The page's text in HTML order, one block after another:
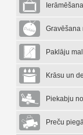
Ierāmēšana
Gravēšana
Paklāju
Krāsu un
Piekabju
Preču